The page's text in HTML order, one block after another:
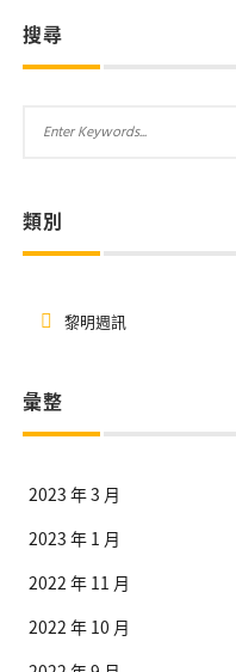
搜尋
類別
黎明週訊
彙整
2023 年 3 月
2023 年 1 月
2022 年 11 月
2022 年 10 月